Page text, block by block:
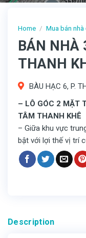
Home / Mua bán
BÁN NHÀ
THANH
BÀU HẠC 6, P.
– LÔ GÓC 2 MẶT
TÂM THANH KHÊ
– Giữa khu vực
bật với lợi thế vị trí
Description